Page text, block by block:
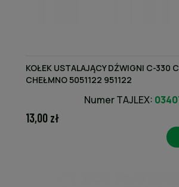
KOŁEK USTALAJĄCY DŹWIGNI C-330
CHEŁMNO 5051122 951122
Numer TAJLEX:
13,00 zł